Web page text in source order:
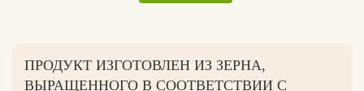
ПРОДУКТ ИЗГОТОВЛЕН ИЗ ЗЕРНА,
ВЫРАЩЕННОГО В СООТВЕТСТВИИ С